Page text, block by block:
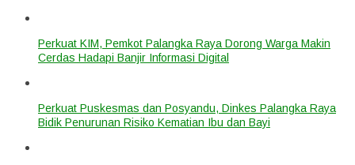
Perkuat KIM, Pemkot Palangka Raya Dorong Warga Makin
Cerdas Hadapi Banjir Informasi Digital
Perkuat Puskesmas dan Posyandu, Dinkes Palangka Raya
Bidik Penurunan Risiko Kematian Ibu dan Bayi